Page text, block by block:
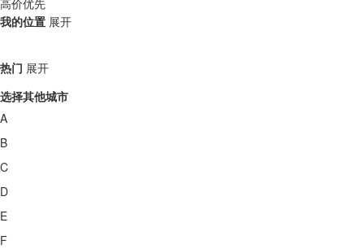
我的位置 展开
热门 展开
选择其他城市
A
B
C
D
E
F